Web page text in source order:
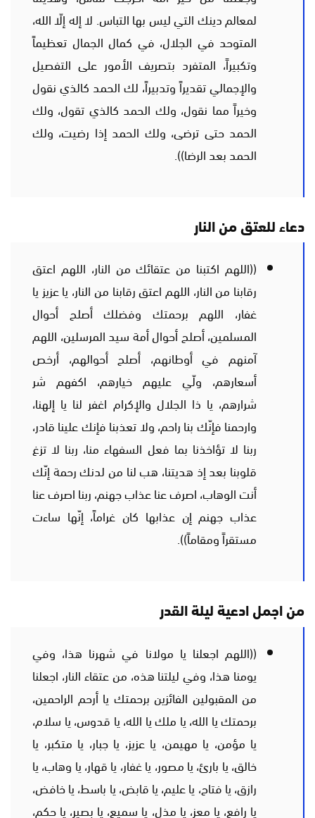
لمعالم دينك التي ليس بها التباس. لا إله إلّا الله،
المتوحد في الجلال، في كمال الجمال تعظيماً
وتكبيراً، المتفرد بتصريف الأمور على التفصيل
والإجمالي تقديراً وتدبيراً، لك الحمد كالذي نقول
وخيراً مما نقول، ولك الحمد كالذي تقول، ولك
الحمد حتى ترضى، ولك الحمد إذا رضيت، ولك
الحمد بعد الرضا)).
دعاء للعتق من النار
((اللهم اكتبنا من عتقائك من النار، اللهم اعتق
رقابنا من النار، اللهم اعتق رقابنا من النار، يا عزيز يا
غفار، اللهم برحمتك وفضلك أصلح أحوال
المسلمين، أصلح أحوال أمة سيد المرسلين، اللهم
آمنهم في أوطانهم، أصلح أحوالهم، أرخص
أسعارهم، ولّي عليهم خيارهم، اكفهم شر
شرارهم، يا ذا الجلال والإكرام اغفر لنا يا إلهنا،
وارحمنا فإنّك بنا راحم، ولا تعذبنا فإنك علينا قادر،
ربنا لا تؤاخذنا بما فعل السفهاء منا، ربنا لا تزغ
قلوبنا بعد إذ هديتنا، هب لنا من لدنك رحمة إنّك
أنت الوهاب، اصرف عنا عذاب جهنم، ربنا اصرف عنا
عذاب جهنم إن عذابها كان غراماً، إنّها ساءت
مستقراً ومقاماً)).
من اجمل ادعية ليلة القدر
((اللهم اجعلنا يا مولانا في شهرنا هذا، وفي
يومنا هذا، وفي ليلتنا هذه، من عتقاء النار، اجعلنا
من المقبولين الفائزين برحمتك يا أرحم الراحمين،
برحمتك يا الله، يا ملك يا الله، يا قدوس، يا سلام،
يا مؤمن، يا مهيمن، يا عزيز، يا جبار، يا متكبر، يا
خالق، يا بارئ، يا مصور، يا غفار، يا قهار، يا وهاب، يا
رازق، يا فتاح، يا عليم، يا قابض، يا باسط، يا خافض،
يا رافع، يا معز، يا مذل، يا سميع، يا بصير، يا حكم،